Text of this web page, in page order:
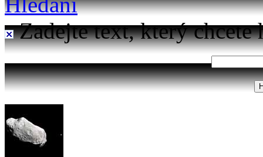
Zadejte text, který chcete